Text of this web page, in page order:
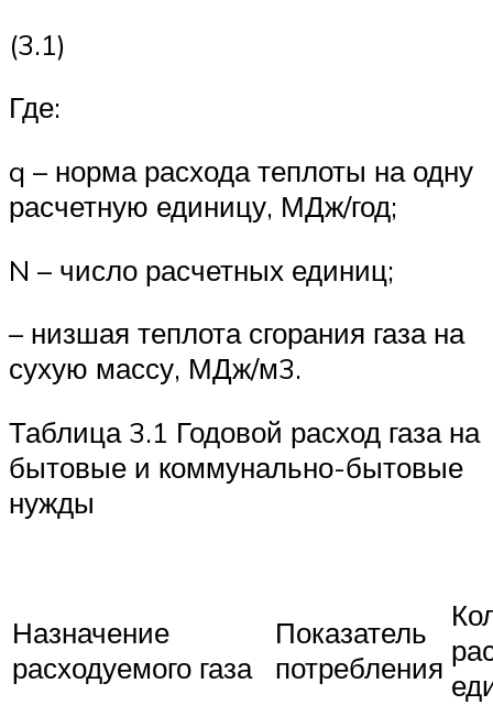
(3.1)
Где:
q – норма расхода теплоты на одну
расчетную единицу, МДж/год;
N – число расчетных единиц;
– низшая теплота сгорания газа на
сухую массу, МДж/м3.
Таблица 3.1 Годовой расход газа на
бытовые и коммунально-бытовые
нужды
Назначение
расходуемого газа
Показатель
потребления